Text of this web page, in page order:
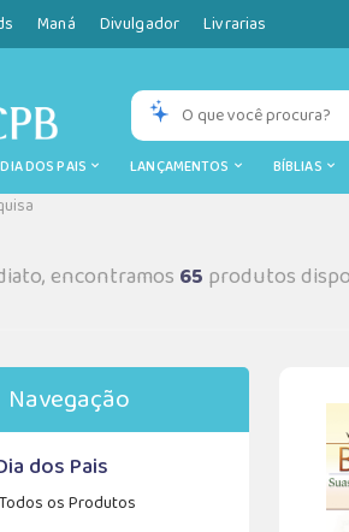
Maná Divulgador Livrarias
DIA DOS PAIS LANÇAMENTOS BÍBLIAS
encontramos 65 produtos
Navegação
dos Pais
Todos os Produtos